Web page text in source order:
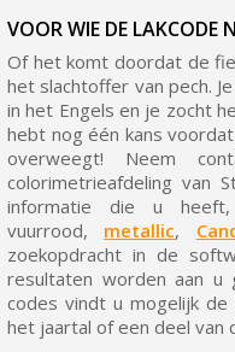
VOOR WIE DE LAKCODE
Of het komt doordat de
het slachtoffer van pech.
in het Engels en je zocht
hebt nog één kans
overweegt! Neem
colorimetrieafdeling van
informatie die u heeft,
vuurrood, metallic,
zoekopdracht in de
resultaten worden aan u
codes vindt u mogelijk de
het jaartal of een deel van